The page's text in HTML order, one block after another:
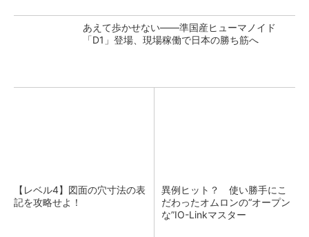
あえて歩かせない――準国産ヒューマノイド
「D1」登場、現場稼働で日本の勝ち筋へ
【レベル4】図面の穴寸法の表
記を攻略せよ！
異例ヒット？ 使い勝手にこ
だわったオムロンの“オープン
な”IO-Linkマスター